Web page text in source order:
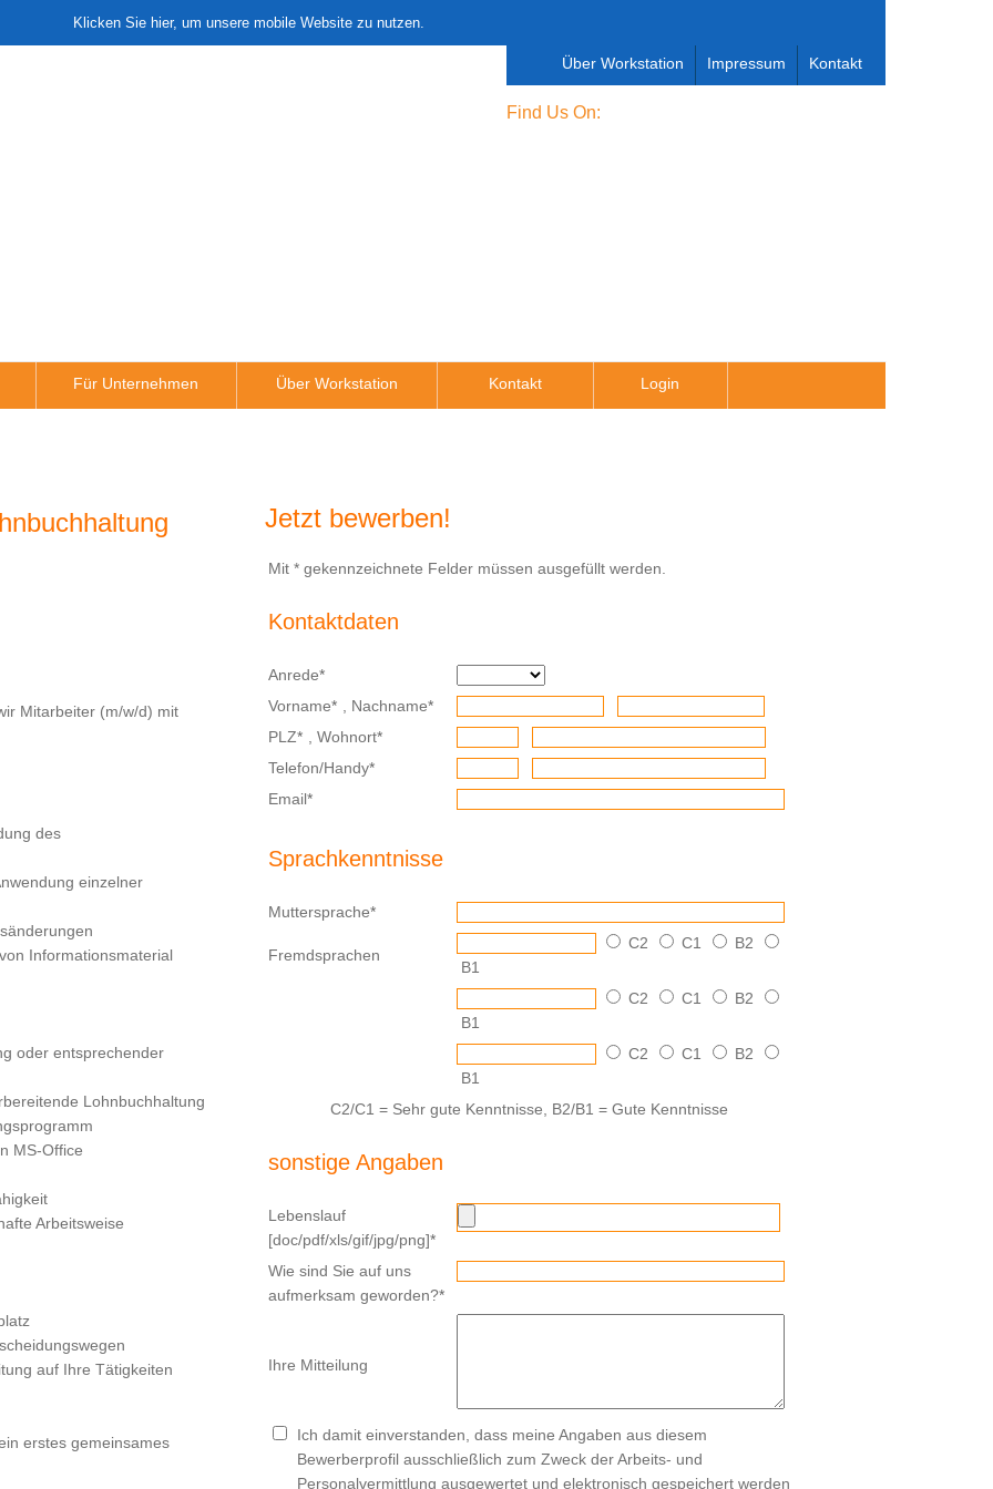
Klicken Sie hier, um unsere mobile Website zu nutzen.
Über Workstation Impressum Kontakt
Find Us On:
Für Unternehmen Über Workstation Kontakt Login
Mitarbeiter (m/w/d) mit
des
einzelner
Informationsmaterial
oder entsprechender
Lohnbuchhaltung
MS-Office
Arbeitsweise
auf Ihre Tätigkeiten
erstes gemeinsames
Jetzt bewerben!
Mit * gekennzeichnete Felder müssen ausgefüllt werden.
Kontaktdaten
Anrede*
Vorname* Nachname*
PLZ* Wohnort*
Telefon/Handy*
Email*
Sprachkenntnisse
Muttersprache*
Fremdsprachen
C2 C1
B2
B1
C2
C1
B2
B1
C2
C1
B2
B1
C2/C1 = Sehr gute Kenntnisse, B2/B1 = Gute Kenntnisse
sonstige Angaben
Lebenslauf
[doc/pdf/xls/gif/jpg/png]*
Wie sind Sie auf uns
aufmerksam geworden?*
Ihre Mitteilung
Ich damit einverstanden, dass meine Angaben aus diesem
Bewerberprofil ausschließlich zum Zweck der Arbeits- und
Personalvermittlung ausgewertet und elektronisch gespeichert werden